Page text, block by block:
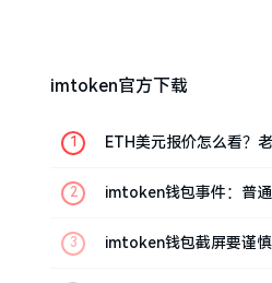
imtoken官方下载
ETH美元报价怎么看？
imtoken钱包事件：普通
imtoken钱包截屏要谨